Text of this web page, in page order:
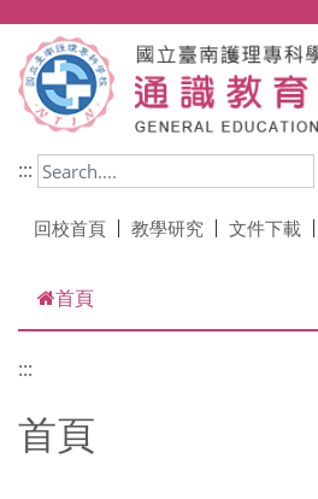
:::
回校首頁 教學研究 文件下載
首頁
:::
首頁